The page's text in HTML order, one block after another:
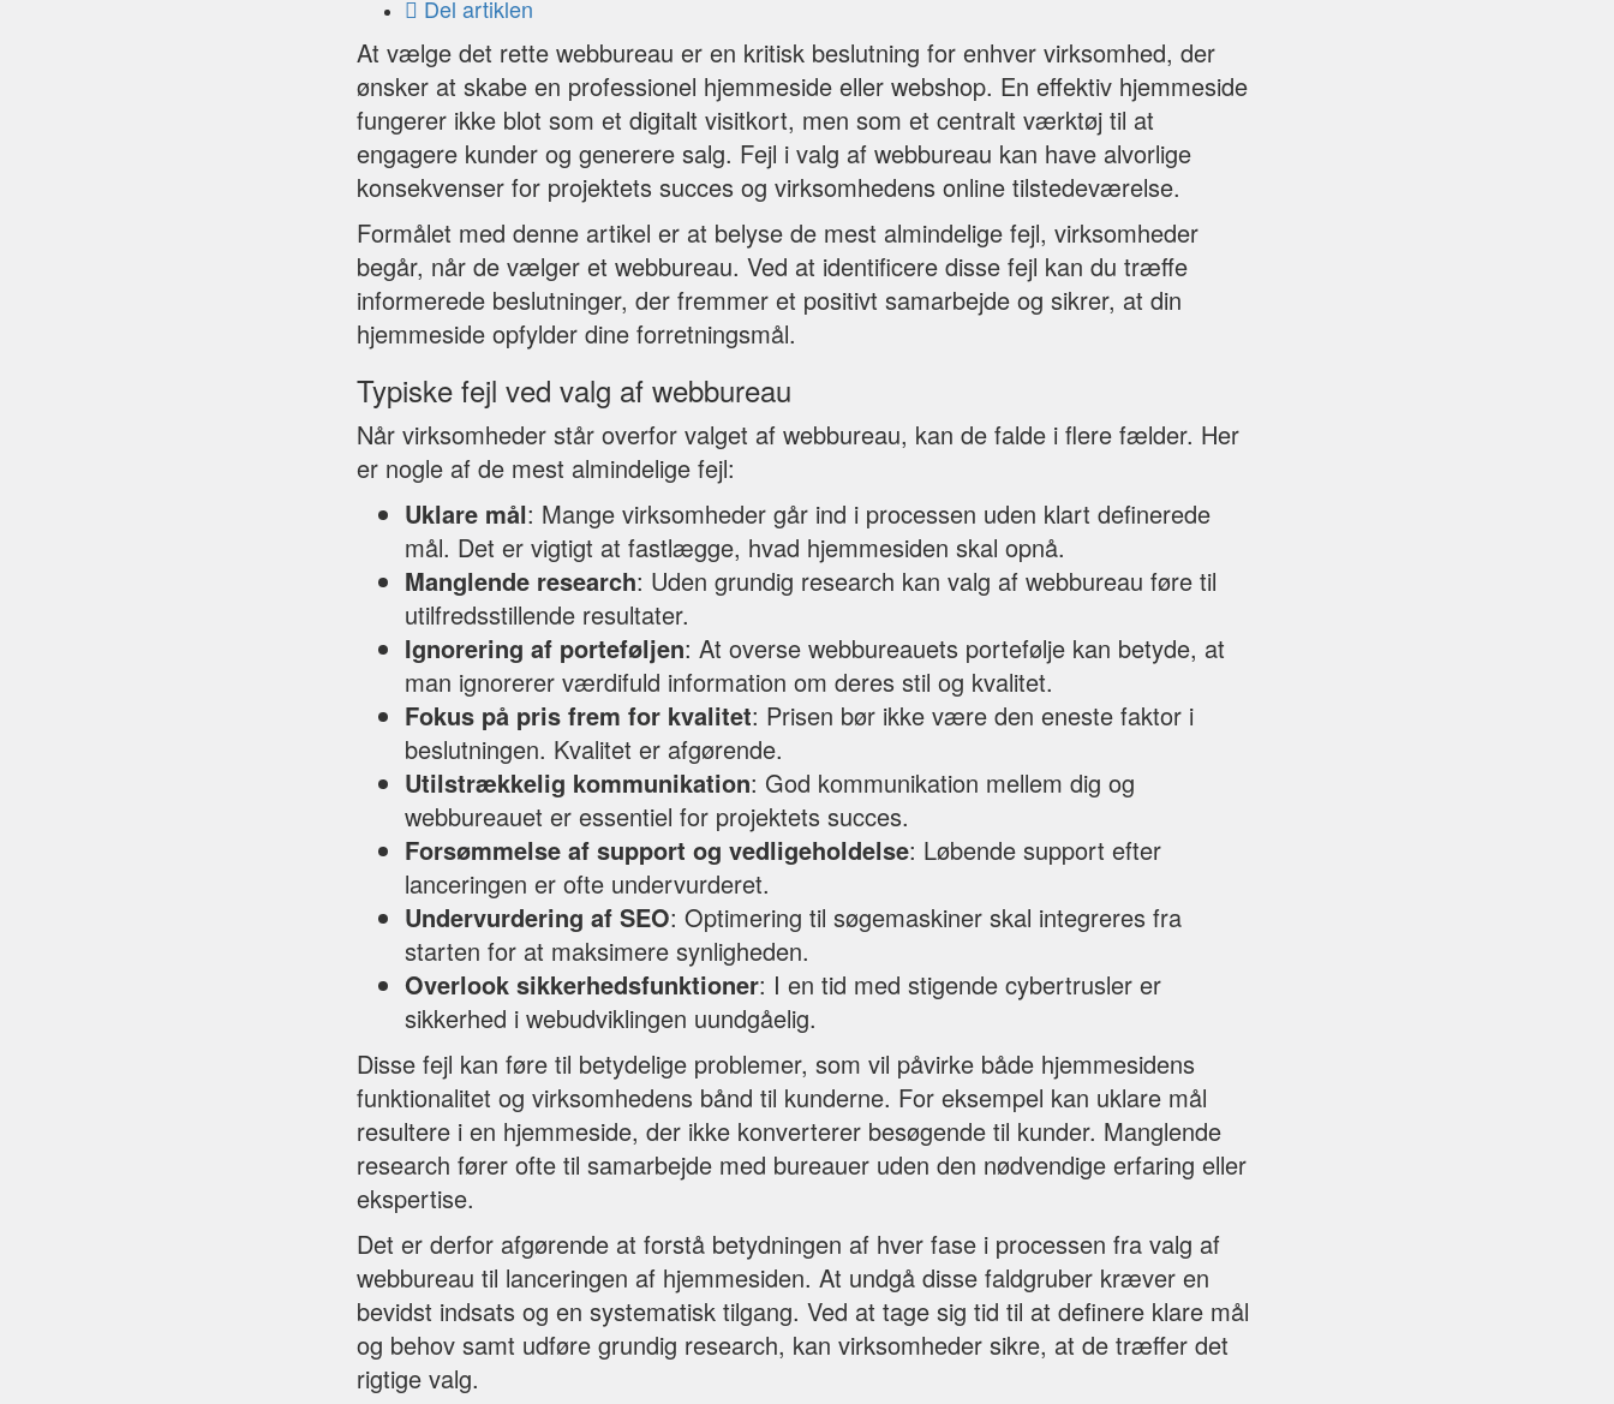
Del artiklen
At vælge det rette webbureau er en kritisk beslutning for enhver virksomhed, der
ønsker at skabe en professionel hjemmeside eller webshop. En effektiv hjemmeside
fungerer ikke blot som et digitalt visitkort, men som et centralt værktøj til at
engagere kunder og generere salg. Fejl i valg af webbureau kan have alvorlige
konsekvenser for projektets succes og virksomhedens online tilstedeværelse.
Formålet med denne artikel er at belyse de mest almindelige fejl, virksomheder
begår, når de vælger et webbureau. Ved at identificere disse fejl kan du træffe
informerede beslutninger, der fremmer et positivt samarbejde og sikrer, at din
hjemmeside opfylder dine forretningsmål.
Typiske fejl ved valg af webbureau
Når virksomheder står overfor valget af webbureau, kan de falde i flere fælder. Her
er nogle af de mest almindelige fejl:
Uklare mål: Mange virksomheder går ind i processen uden klart definerede
mål. Det er vigtigt at fastlægge, hvad hjemmesiden skal opnå.
Manglende research: Uden grundig research kan valg af webbureau føre til
utilfredsstillende resultater.
Ignorering af porteføljen: At overse webbureauets portefølje kan betyde, at
man ignorerer værdifuld information om deres stil og kvalitet.
Fokus på pris frem for kvalitet: Prisen bør ikke være den eneste faktor i
beslutningen. Kvalitet er afgørende.
Utilstrækkelig kommunikation: God kommunikation mellem dig og
webbureauet er essentiel for projektets succes.
Forsømmelse af support og vedligeholdelse: Løbende support efter
lanceringen er ofte undervurderet.
Undervurdering af SEO: Optimering til søgemaskiner skal integreres fra
starten for at maksimere synligheden.
Overlook sikkerhedsfunktioner: I en tid med stigende cybertrusler er
sikkerhed i webudviklingen uundgåelig.
Disse fejl kan føre til betydelige problemer, som vil påvirke både hjemmesidens
funktionalitet og virksomhedens bånd til kunderne. For eksempel kan uklare mål
resultere i en hjemmeside, der ikke konverterer besøgende til kunder. Manglende
research fører ofte til samarbejde med bureauer uden den nødvendige erfaring eller
ekspertise.
Det er derfor afgørende at forstå betydningen af hver fase i processen fra valg af
webbureau til lanceringen af hjemmesiden. At undgå disse faldgruber kræver en
bevidst indsats og en systematisk tilgang. Ved at tage sig tid til at definere klare mål
og behov samt udføre grundig research, kan virksomheder sikre, at de træffer det
rigtige valg.